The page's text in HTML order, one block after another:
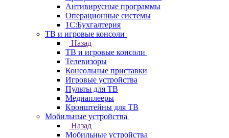
Антивирусные программы
Операционные системы
1С:Бухгалтерия
ТВ и игровые консоли
Назад
ТВ и игровые консоли
Телевизоры
Консольные приставки
Игровые устройства
Пульты для ТВ
Медиаплееры
Кронштейны для ТВ
Мобильные устройства
Назад
Мобильные устройства